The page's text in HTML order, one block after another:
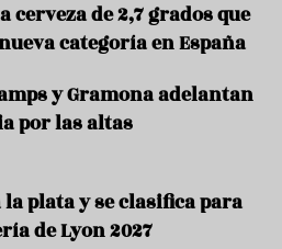
cerveza de 2,7 grados que
categoría en España
y Gramona adelantan
por las altas
plata y se clasifica para
de Lyon 2027